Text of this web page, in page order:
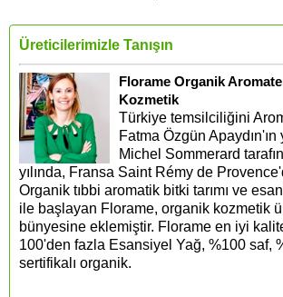
Üreticilerimizle Tanışın
Florame Organik
Kozmetik
Türkiye temsilciliğini
Fatma Özgün Apaydın'ın
Michel Sommerard
yılında, Fransa Saint Rémy de
Organik tıbbi aromatik bitki tarımı ve
ile başlayan Florame, organik kozmetik
bünyesine eklemiştir. Florame en iyi
100'den fazla Esansiyel Yağ, %100 saf,
sertifikalı organik.